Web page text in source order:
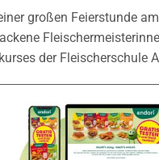
großen Feierstunde
der Fleischerschule